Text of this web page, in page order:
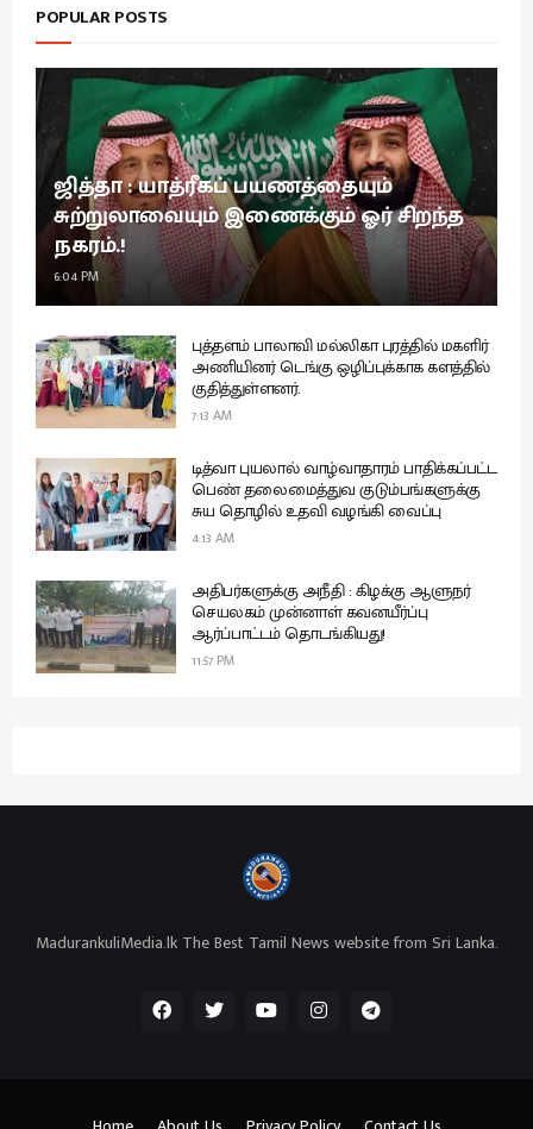
POPULAR POSTS
ஜித்தா : யாத்ரீகப் பயணத்தையும்
சுற்றுலாவையும் இணைக்கும் ஓர் சிறந்த
நகரம்.!
6:04 PM
புத்தளம் பாலாவி மல்லிகா புரத்தில் மகளிர்
அணியினர் டெங்கு ஒழிப்புக்காக களத்தில்
குதித்துள்ளனர்.
7:13 AM
டித்வா புயலால் வாழ்வாதாரம் பாதிக்கப்பட்ட
பெண் தலைமைத்துவ குடும்பங்களுக்கு
சுய தொழில் உதவி வழங்கி வைப்பு
4:13 AM
அதிபர்களுக்கு அநீதி : கிழக்கு ஆளுநர்
செயலகம் முன்னாள் கவனயீர்ப்பு
ஆர்ப்பாட்டம் தொடங்கியது!
11:57 PM
MadurankuliMedia.lk The Best Tamil News website from Sri Lanka.